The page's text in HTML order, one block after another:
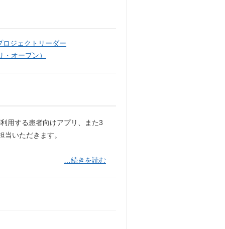
ロジェクトリーダー
オープン）
用する患者向けアプリ、また3
いただきます。
…続きを読む